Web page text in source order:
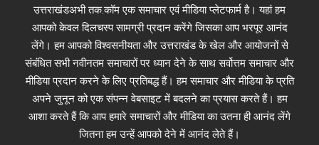
उत्तराखंडअभी तक.कॉम एक समाचार एवं मीडिया प्लेटफार्म है। यहां हम
आपको केवल दिलचस्प सामग्री प्रदान करेंगे जिसका आप भरपूर आनंद
लेंगे। हम आपको विश्वसनीयता और उत्तराखंड के खेल और आयोजनों से
संबंधित सभी नवीनतम समाचारों पर ध्यान देने के साथ सर्वोत्तम समाचार और
मीडिया प्रदान करने के लिए प्रतिबद्ध हैं। हम समाचार और मीडिया के प्रति
अपने जुनून को एक संपन्न वेबसाइट में बदलने का प्रयास करते हैं। हम
आशा करते हैं कि आप हमारे समाचारों और मीडिया का उतना ही आनंद लेंगे
जितना हम उन्हें आपको देने में आनंद लेते हैं।